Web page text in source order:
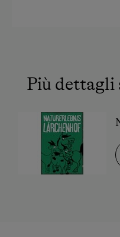
Sciare
Maestro di sci
Sklift
Connessione
Cucina
Frigorifero
Più